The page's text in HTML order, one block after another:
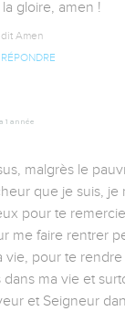
gloire, amen !
Amen
RÉPONDRE
1 année
malgrès le
que je suis, je
pour te
me faire rentrer
vie, pour te
ma vie et
et Seigneur